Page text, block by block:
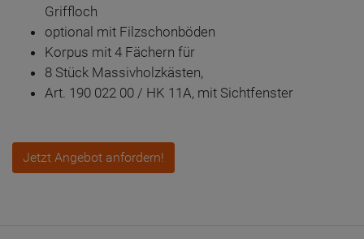
Griffloch
optional mit Filzschonböden
Korpus mit 4 Fächern für
8 Stück Massivholzkästen,
Art. 190 022 00 / HK 11A, mit Sichtfenster
Jetzt Angebot anfordern!